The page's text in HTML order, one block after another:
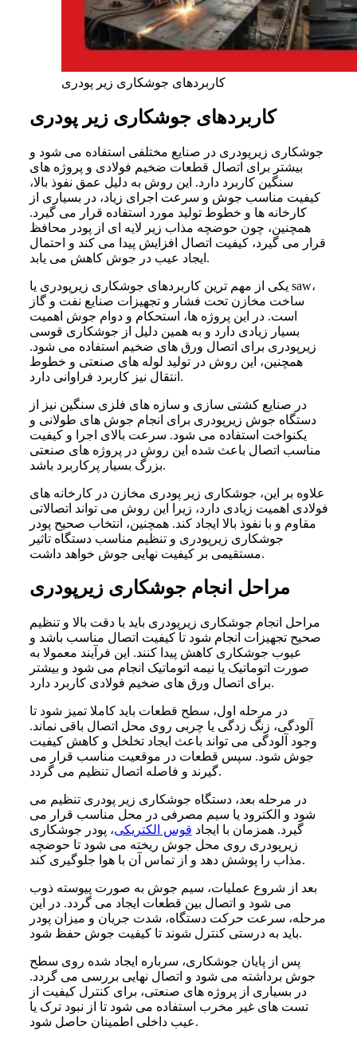
کاربردهای جوشکاری زیر پودری
کاربردهای جوشکاری زیر پودری
جوشکاری زیرپودری در صنایع مختلفی استفاده می شود و
بیشتر برای اتصال قطعات ضخیم فولادی و پروژه های
سنگین کاربرد دارد. این روش به دلیل عمق نفوذ بالا،
کیفیت مناسب جوش و سرعت اجرای زیاد، در بسیاری از
کارخانه ها و خطوط تولید مورد استفاده قرار می گیرد.
همچنین، چون حوضچه مذاب زیر لایه ای از پودر محافظ
قرار می گیرد، کیفیت اتصال افزایش پیدا می کند و احتمال
ایجاد عیب در جوش کاهش می یابد.
یکی از مهم ترین کاربردهای جوشکاری زیرپودری یا saw،
ساخت مخازن تحت فشار و تجهیزات صنایع نفت و گاز
است. در این پروژه ها، استحکام و دوام جوش اهمیت
بسیار زیادی دارد و به همین دلیل از جوشکاری قوسی
زیرپودری برای اتصال ورق های ضخیم استفاده می شود.
همچنین، این روش در تولید لوله های صنعتی و خطوط
انتقال نیز کاربرد فراوانی دارد.
در صنایع کشتی سازی و سازه های فلزی سنگین نیز از
دستگاه جوش زیرپودری برای انجام جوش های طولانی و
یکنواخت استفاده می شود. سرعت بالای اجرا و کیفیت
مناسب اتصال باعث شده این روش در پروژه های صنعتی
بزرگ بسیار پرکاربرد باشد.
علاوه بر این، جوشکاری زیر پودری مخازن در کارخانه های
فولادی اهمیت زیادی دارد، زیرا این روش می تواند اتصالاتی
مقاوم و با نفوذ بالا ایجاد کند. همچنین، انتخاب صحیح پودر
جوشکاری زیرپودری و تنظیم مناسب دستگاه تاثیر
مستقیمی بر کیفیت نهایی جوش خواهد داشت.
مراحل انجام جوشکاری زیرپودری
مراحل انجام جوشکاری زیرپودری باید با دقت بالا و تنظیم
صحیح تجهیزات انجام شود تا کیفیت اتصال مناسب باشد و
عیوب جوشکاری کاهش پیدا کنند. این فرآیند معمولا به
صورت اتوماتیک یا نیمه اتوماتیک انجام می شود و بیشتر
برای اتصال ورق های ضخیم فولادی کاربرد دارد.
در مرحله اول، سطح قطعات باید کاملا تمیز شود تا
آلودگی، زنگ زدگی یا چربی روی محل اتصال باقی نماند.
وجود آلودگی می تواند باعث ایجاد تخلخل و کاهش کیفیت
جوش شود. سپس قطعات در موقعیت مناسب قرار می
گیرند و فاصله اتصال تنظیم می گردد.
در مرحله بعد، دستگاه جوشکاری زیر پودری تنظیم می
شود و الکترود یا سیم مصرفی در محل مناسب قرار می
گیرد. همزمان با ایجاد قوس الکتریکی، پودر جوشکاری
زیرپودری روی محل جوش ریخته می شود تا حوضچه
مذاب را پوشش دهد و از تماس آن با هوا جلوگیری کند.
بعد از شروع عملیات، سیم جوش به صورت پیوسته ذوب
می شود و اتصال بین قطعات ایجاد می گردد. در این
مرحله، سرعت حرکت دستگاه، شدت جریان و میزان پودر
باید به درستی کنترل شوند تا کیفیت جوش حفظ شود.
پس از پایان جوشکاری، سرباره ایجاد شده روی سطح
جوش برداشته می شود و اتصال نهایی بررسی می گردد.
در بسیاری از پروژه های صنعتی، برای کنترل کیفیت از
تست های غیر مخرب استفاده می شود تا از نبود ترک یا
عیب داخلی اطمینان حاصل شود.